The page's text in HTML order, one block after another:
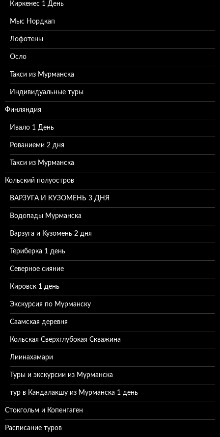
Киркенес 1 День
Мыс Нордкап
Лофотены
Осло
Такси из Мурманска
Индивидуальные туры
Финляндия
Ивало 1 День
Рованиеми 2 дня
Такси из Мурманска
Кольский полуостров
ВАРЗУГА И КУЗОМЕНЬ 3 ДНЯ
Водопады Мурманска
Варзуга и Кузомень 2 дня
Териберка 1 день
Северное сияние
Кировск 1 день
Экскурсия по Мурманску
Саамская деревня
Кольская Сверхглубокая Скважина
Лиинахамари
Туры и экскурсии из Мурманска
тур в Кандалакшу из Мурманска 1 день
Стокгольм и Копенгаген
Расписание туров